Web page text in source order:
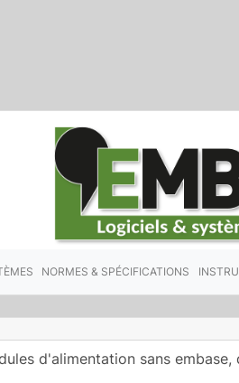
NORMES & SPÉCIFICATIONS
d'alimentation sans embase,